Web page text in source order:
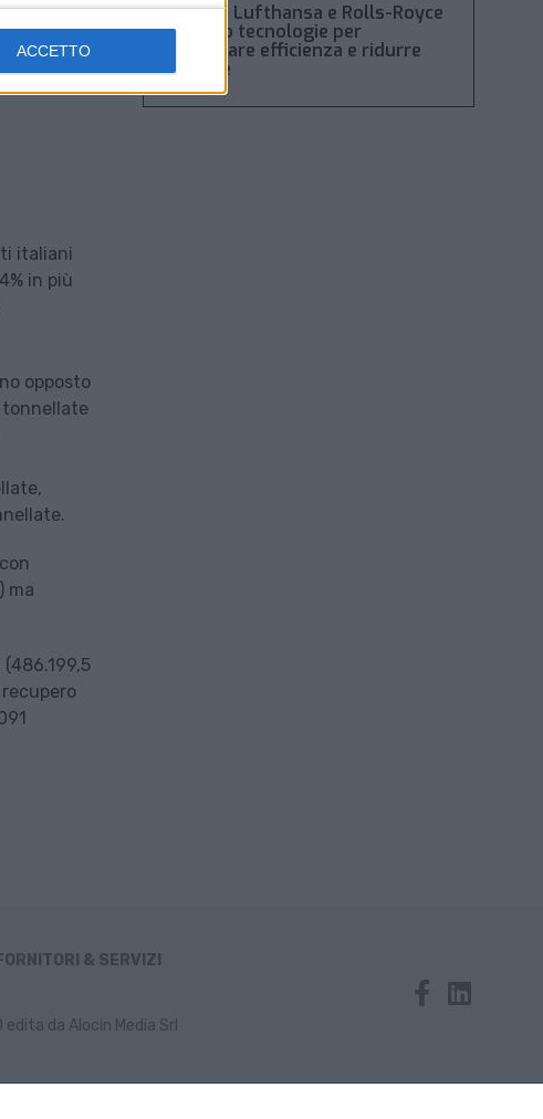
ACCETTO
italiani
in più
opposto
tonnellate
ma
Boeing, Lufthansa e Rolls-Royce
testano tecnologie per
migliorare efficienza e ridurre
rumore
FORNITORI & SERVIZI
da Alocin Media Srl